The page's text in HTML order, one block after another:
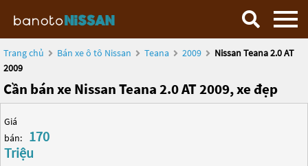
Trang chủ Bán xe ô tô Nissan Teana 2009
Nissan Teana 2.0 AT
2009
Cần bán xe Nissan Teana 2.0 AT 2009, xe đẹp
Giá
bán:
170
Triệu